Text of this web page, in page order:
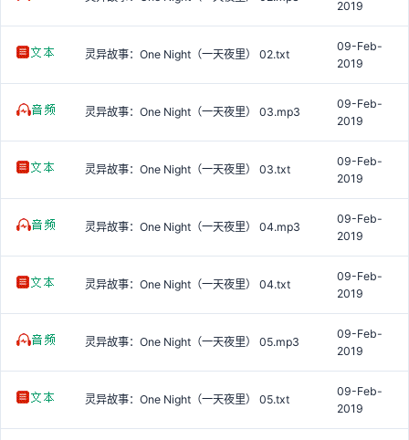
2019
灵异故事：One Night（一天夜里） 02.txt
09-Feb-
2019
灵异故事：One Night（一天夜里） 03.mp3
09-Feb-
2019
灵异故事：One Night（一天夜里） 03.txt
09-Feb-
2019
灵异故事：One Night（一天夜里） 04.mp3
09-Feb-
2019
灵异故事：One Night（一天夜里） 04.txt
09-Feb-
2019
灵异故事：One Night（一天夜里） 05.mp3
09-Feb-
2019
灵异故事：One Night（一天夜里） 05.txt
09-Feb-
2019